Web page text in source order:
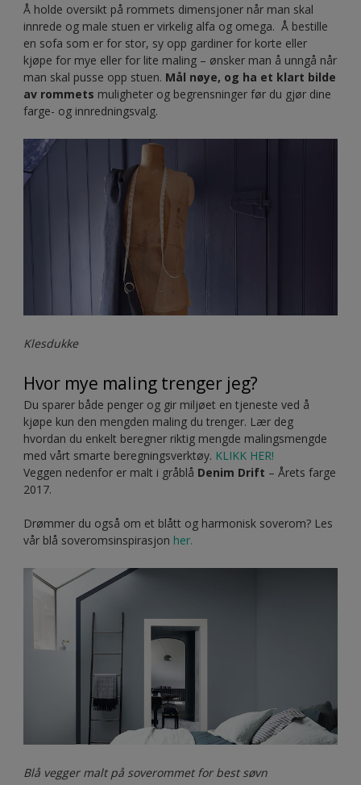
Å holde oversikt på rommets dimensjoner når man skal
innrede og male stuen er virkelig alfa og omega. Å bestille
en sofa som er for stor, sy opp gardiner for korte eller
kjøpe for mye eller for lite maling – ønsker man å unngå når
man skal pusse opp stuen. Mål nøye, og ha et klart bilde
av rommets muligheter og begrensninger før du gjør dine
farge- og innredningsvalg.
Klesdukke
Hvor mye maling trenger jeg?
Du sparer både penger og gir miljøet en tjeneste ved å
kjøpe kun den mengden maling du trenger. Lær deg
hvordan du enkelt beregner riktig mengde malingsmengde
med vårt smarte beregningsverktøy. KLIKK HER!
Veggen nedenfor er malt i gråblå Denim Drift – Årets farge
2017.
Drømmer du også om et blått og harmonisk soverom? Les
vår blå soveromsinspirasjon her.
Blå vegger malt på soverommet for best søvn